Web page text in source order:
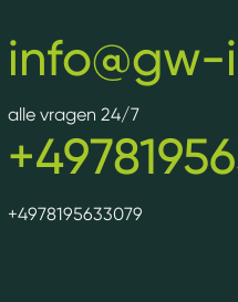
alle vragen 24/7
+4978195633079